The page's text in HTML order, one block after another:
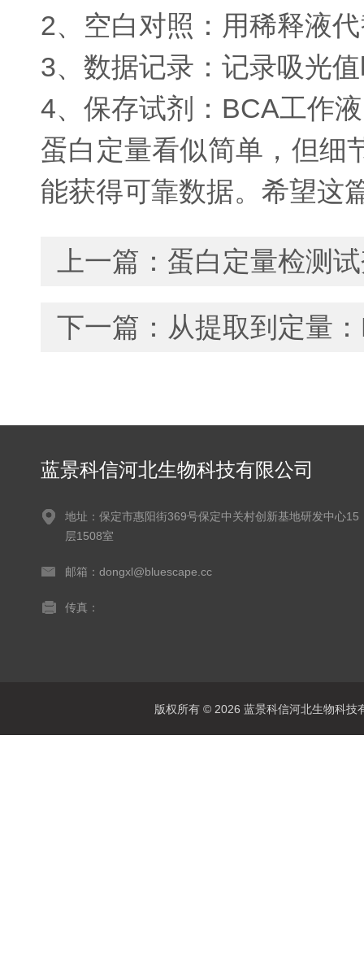
2、空白对照：用稀释液
3、数据记录：记录吸光
4、保存试剂：BCA工作
蛋白定量看似简单，但细
能获得可靠数据。希望这
上一篇： 蛋白定量检测
下一篇： 从提取到定量
蓝景科信河北生物科技有限公司
地址：保定市惠阳街369号保定中关村创新基地研发中心15
层1508室
邮箱：dongxl@bluescape.cc
传真：
版权所有 © 2026 蓝景科信河北生物科